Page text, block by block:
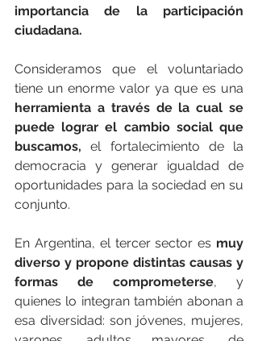
importancia de la participación
ciudadana.
Consideramos que el voluntariado
herramienta a través de la cual se
puede lograr el cambio social que
buscamos, el fortalecimiento de la
democracia y generar igualdad de
oportunidades para la sociedad en su
conjunto.
En Argentina, el tercer sector es muy
diverso y propone distintas causas y
formas de comprometerse, y
quienes lo integran también abonan a
esa diversidad: son jóvenes, mujeres,